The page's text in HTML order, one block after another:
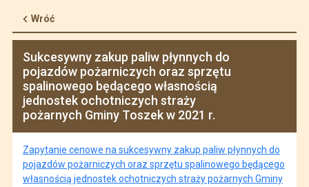
Wróć
Sukcesywny zakup paliw płynnych do
pojazdów pożarniczych oraz sprzętu
spalinowego będącego własnością
jednostek ochotniczych straży
pożarnych Gminy Toszek w 2021 r.
Zapytanie cenowe na sukcesywny zakup paliw płynnych do
pojazdów pożarniczych oraz sprzętu spalinowego będącego
własnością jednostek ochotniczych straży pożarnych Gminy